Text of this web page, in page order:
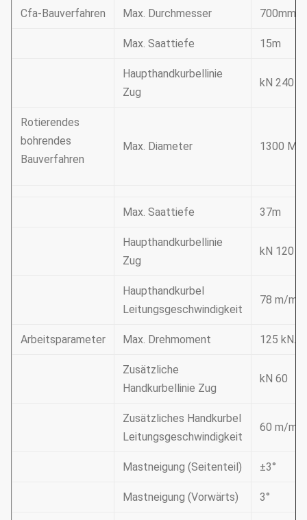
Cfa-Bauverfahren Max. Durchmesser 700mm
Max. Saattiefe 15m
Haupthandkurbellinie
Zug
kN 240
Rotierendes
bohrendes
Bauverfahren
Max. Diameter 1300
Max. Saattiefe 37m
Haupthandkurbellinie
Zug
kN 120
Haupthandkurbel
Leitungsgeschwindigkeit
78 m/min
Arbeitsparameter Max. Drehmoment 125 kN.m
Zusätzliche
Handkurbellinie Zug
kN 60
Zusätzliches Handkurbel
Leitungsgeschwindigkeit
60 m/min
Mastneigung (Seitenteil) ±3°
Mastneigung (Vorwärts) 3°